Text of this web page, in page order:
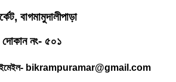
বাগমামুদালীপাড়া
দোকান নং- ৫০১
ইমেইল- bikrampuramar@gmail.com